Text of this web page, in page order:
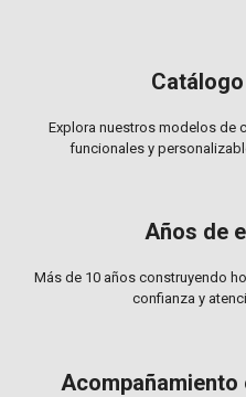
Explora nuestros modelos de
funcionales y
Años de
Más de 10 años construyendo
confianza y